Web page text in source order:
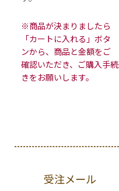
※商品が決まりましたら
「カートに入れる」ボタ
ンから、商品と金額をご
確認いただき、ご購入手続
きをお願いします。
受注メール